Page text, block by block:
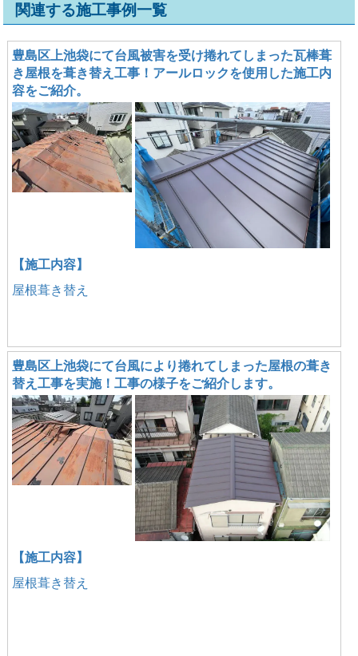
関連する施工事例一覧
豊島区上池袋にて台風被害を受け捲れてしまった瓦棒葺
き屋根を葺き替え工事！アールロックを使用した施工内
容をご紹介。
【施工内容】
屋根葺き替え
豊島区上池袋にて台風により捲れてしまった屋根の葺き
替え工事を実施！工事の様子をご紹介します。
【施工内容】
屋根葺き替え